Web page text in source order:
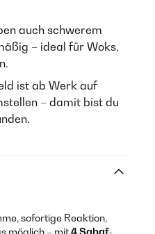
auch schwerem
– ideal für Woks,
ist ab Werk auf
– damit bist du
sofortige Reaktion,
möglich – mit4 Sabaf-